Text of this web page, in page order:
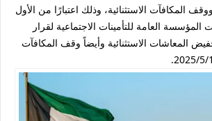
المكافآت الاستثنائية، وذلك اعتبارًا من الأول
وأشارت المؤسسة العامة للتأمينات الاجتماعية لقرار
المعاشات الاستثنائية وأيضاً وقف المكافآت